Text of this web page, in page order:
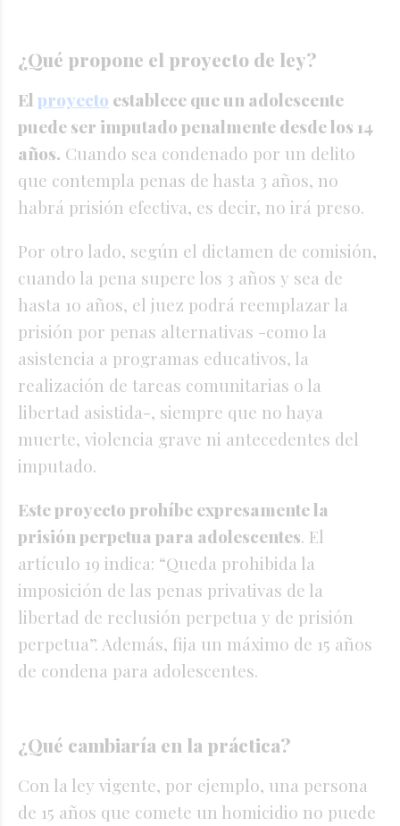
¿Qué propone el proyecto de ley?
El proyecto establece que un adolescente
puede ser imputado penalmente desde los 14
años. Cuando sea condenado por un delito
que contempla penas de hasta 3 años, no
habrá prisión efectiva, es decir, no irá preso.
Por otro lado, según el dictamen de comisión,
cuando la pena supere los 3 años y sea de
hasta 10 años, el juez podrá reemplazar la
prisión por penas alternativas -como la
asistencia a programas educativos, la
realización de tareas comunitarias o la
libertad asistida-, siempre que no haya
muerte, violencia grave ni antecedentes del
imputado.
Este proyecto prohíbe expresamente la
prisión perpetua para adolescentes. El
artículo 19 indica: “Queda prohibida la
imposición de las penas privativas de la
libertad de reclusión perpetua y de prisión
perpetua”. Además, fija un máximo de 15 años
de condena para adolescentes.
¿Qué cambiaría en la práctica?
Con la ley vigente, por ejemplo, una persona
de 15 años que comete un homicidio no puede